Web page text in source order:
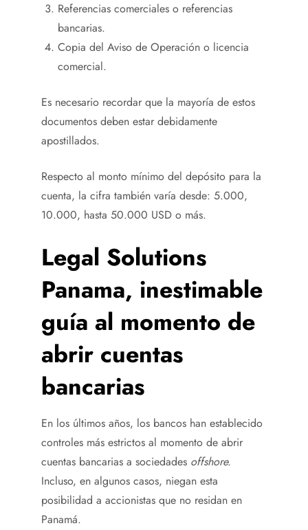
Referencias comerciales o referencias
bancarias.
Copia del Aviso de Operación o licencia
comercial.
Es necesario recordar que la mayoría de estos
documentos deben estar debidamente
apostillados.
Respecto al monto mínimo del depósito para la
cuenta, la cifra también varía desde: 5.000,
10.000, hasta 50.000 USD o más.
Legal Solutions
Panama, inestimable
guía al momento de
abrir cuentas
bancarias
En los últimos años, los bancos han establecido
controles más estrictos al momento de abrir
cuentas bancarias a sociedades offshore.
Incluso, en algunos casos, niegan esta
posibilidad a accionistas que no residan en
Panamá.